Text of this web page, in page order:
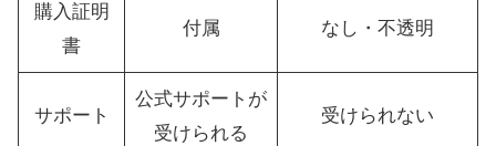
購入証明
書
付属 なし・不透明
サポート
公式サポートが
受けられる
受けられない